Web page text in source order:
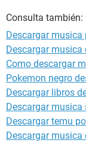
Consulta también:
Descargar musica
Descargar musica
Como descargar
Pokemon negro
Descargar libros
Descargar
Descargar temu
Descargar musica